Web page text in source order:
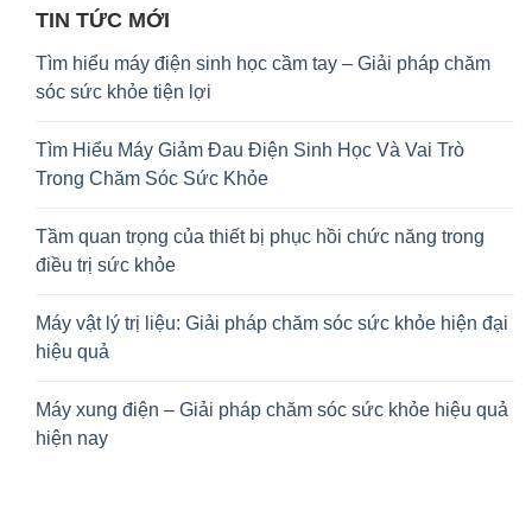
TIN TỨC MỚI
Tìm hiểu máy điện sinh học cầm tay – Giải pháp chăm
sóc sức khỏe tiện lợi
Tìm Hiểu Máy Giảm Đau Điện Sinh Học Và Vai Trò
Trong Chăm Sóc Sức Khỏe
Tầm quan trọng của thiết bị phục hồi chức năng trong
điều trị sức khỏe
Máy vật lý trị liệu: Giải pháp chăm sóc sức khỏe hiện đại
hiệu quả
Máy xung điện – Giải pháp chăm sóc sức khỏe hiệu quả
hiện nay